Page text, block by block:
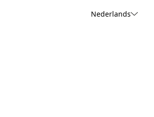
Nederlands